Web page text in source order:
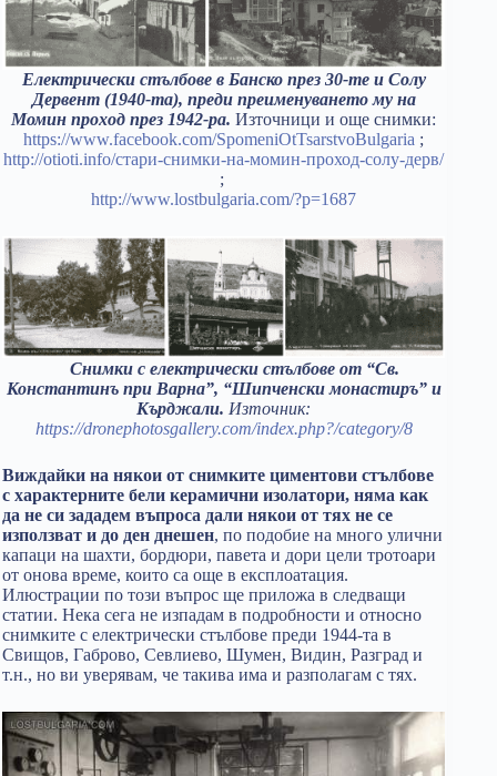
Електрически стълбове в Банско през 30-те и Солу
Дервент (1940-та), преди преименуването му на
Момин проход през 1942-ра.Източници и още снимки:
https://www.facebook.com/SpomeniOtTsarstvoBulgaria ;
http://otioti.info/стари-снимки-на-момин-проход-солу-дерв/
;
http://www.lostbulgaria.com/?p=1687
Снимки с електрически стълбове от “Св.
Константинъ при Варна”, “Шипченски монастиръ” и
Кърджали. Източник:
https://dronephotosgallery.com/index.php?/category/8
Виждайки на някои от снимките циментови стълбове
с характерните бели керамични изолатори, няма как
да не си зададем въпроса дали някои от тях не се
използват и до ден днешен, по подобие на много улични
капаци на шахти, бордюри, павета и дори цели тротоари
от онова време, които са още в експлоатация.
Илюстрации по този въпрос ще приложа в следващи
статии. Нека сега не изпадам в подробности и относно
снимките с електрически стълбове преди 1944-та в
Свищов, Габрово, Севлиево, Шумен, Видин, Разград и
т.н., но ви уверявам, че такива има и разполагам с тях.